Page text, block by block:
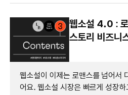
웹소설 4.0 :
스토리 비즈니
웹소설이 이제는 로맨스를 넘어서
어요. 웹소설 시장은 빠르게 성장